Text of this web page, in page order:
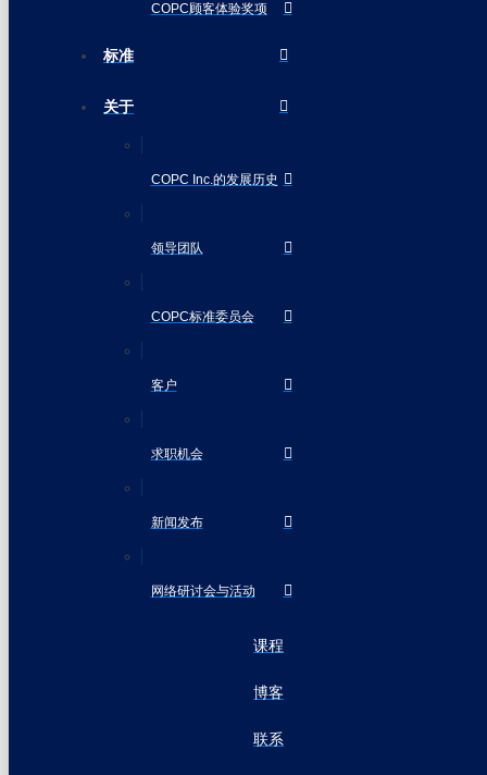
COPC顾客体验奖项
标准
关于
COPC Inc.的发展历史
领导团队
COPC标准委员会
客户
求职机会
新闻发布
网络研讨会与活动
课程
博客
联系